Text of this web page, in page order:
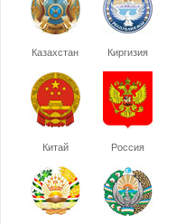
Казахстан Киргизия
Китай Россия